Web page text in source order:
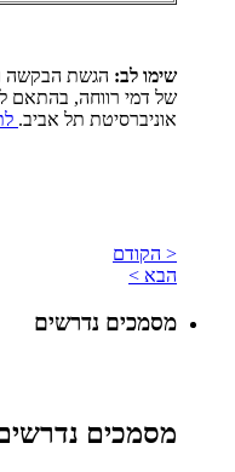
שימו לב: הגשת הבקשה
של דמי רווחה, בהתאם
אוניברסיטת תל אביב.
< הקודם
הבא >
מסמכים נדרשים
מסמכים